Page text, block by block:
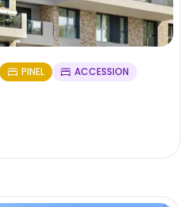
PINEL ACCESSION